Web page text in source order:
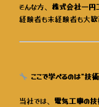
そんな方、 株式会社一円
経験者も未経験者も大
ここで学べるのは“技
当社では、 電気工事の技